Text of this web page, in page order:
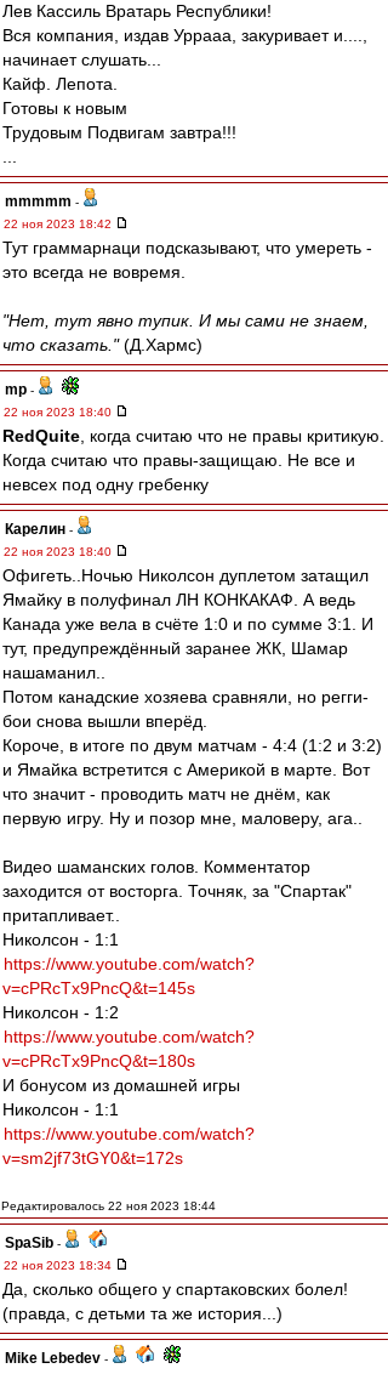
Лев Кассиль Вратарь Республики!
Вся компания, издав Уррааа, закуривает и....,
начинает слушать...
Кайф. Лепота.
Готовы к новым
Трудовым Подвигам завтра!!!
mmmmm -
22 ноя 2023 18:42
Тут граммарнаци подсказывают, что умереть -
это всегда не вовремя.
"Нет, тут явно тупик. И мы сами не знаем,
что сказать."(Д.Хармс)
mp -
22 ноя 2023 18:40
RedQuite , когда считаю что не правы критикую.
Когда считаю что правы-защищаю. Не все и
невсех под одну гребенку
Карелин -
22 ноя 2023 18:40
Офигеть..Ночью Николсон дуплетом затащил
Ямайку в полуфинал ЛН КОНКАКАФ. А ведь
Канада уже вела в счёте 1:0 и по сумме 3:1. И
тут, предупреждённый заранее ЖК, Шамар
нашаманил..
Потом канадские хозяева сравняли, но регги-
бои снова вышли вперёд.
Короче, в итоге по двум матчам - 4:4 (1:2 и 3:2)
и Ямайка встретится с Америкой в марте. Вот
что значит - проводить матч не днём, как
первую игру. Ну и позор мне, маловеру, ага..
Видео шаманских голов. Комментатор
заходится от восторга. Точняк, за "Спартак"
притапливает..
Николсон - 1:1
https://www.youtube.com/watch?
v=cPRcTx9PncQ&t=145s
Николсон - 1:2
https://www.youtube.com/watch?
v=cPRcTx9PncQ&t=180s
И бонусом из домашней игры
Николсон - 1:1
https://www.youtube.com/watch?
v=sm2jf73tGY0&t=172s
Редактировалось 22 ноя 2023 18:44
SpaSib -
22 ноя 2023 18:34
Да, сколько общего у спартаковских болел!
(правда, с детьми та же история...)
Mike Lebedev -